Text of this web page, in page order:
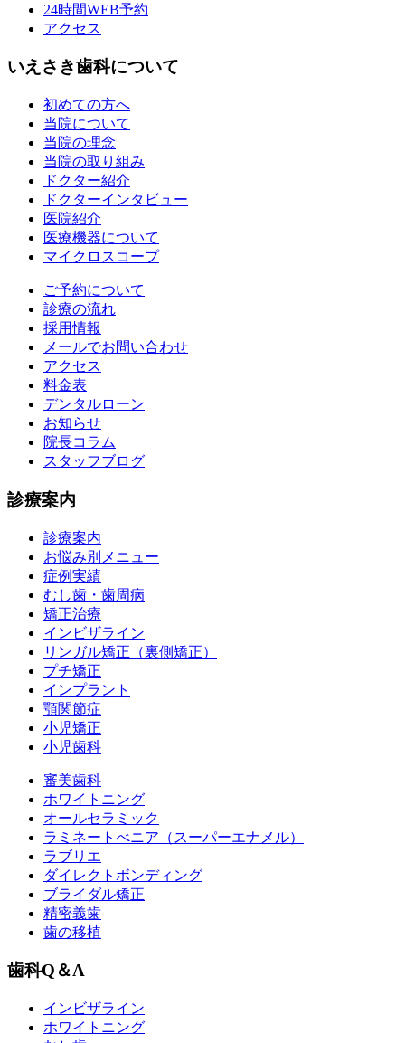
24時間WEB予約
アクセス
いえさき歯科について
初めての方へ
当院について
当院の理念
当院の取り組み
ドクター紹介
ドクターインタビュー
医院紹介
医療機器について
マイクロスコープ
ご予約について
診療の流れ
採用情報
メールでお問い合わせ
アクセス
料金表
デンタルローン
お知らせ
院長コラム
スタッフブログ
診療案内
診療案内
お悩み別メニュー
症例実績
むし歯・歯周病
矯正治療
インビザライン
リンガル矯正（裏側矯正）
プチ矯正
インプラント
顎関節症
小児矯正
小児歯科
審美歯科
ホワイトニング
オールセラミック
ラミネートべニア （スーパーエナメル）
ラブリエ
ダイレクトボンディング
ブライダル矯正
精密義歯
歯の移植
歯科Q＆A
インビザライン
ホワイトニング